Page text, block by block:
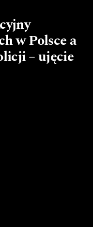
w Polsce a
– ujęcie